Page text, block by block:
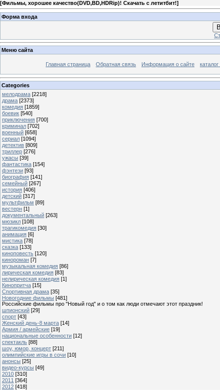
[Фильмы, хорошее качество(DVD,BD,HDRip)! Скачать с летитбит!]
Форма входа
Меню сайта
Главная страница Обратная связь Информация о сайте
Categories
мелодрама [2218]
драма [2373]
комедия [1859]
боевик [540]
приключения [700]
криминал [702]
военный [658]
сериал [1094]
детектив [809]
триллер [276]
ужасы [39]
фантастика [154]
фэнтези [93]
биография [141]
семейный [267]
история [406]
детский [317]
мультфильм [89]
вестерн [1]
документальный [263]
мюзикл [108]
трагикомедия [30]
анимация [6]
мистика [78]
сказка [133]
киноповесть [120]
кинороман [7]
музыкальная комедия [86]
лирическая комедия [83]
нелирическая комедия [1]
Кинопритча [15]
Спортивная драма [35]
Новогодние фильмы [481]
Российские фильмы про "Новый год" и о том как люди отмечают этот праздник!
шпионский [29]
спорт [43]
Женский день-8 марта [14]
Армия / армейские [19]
национальные особенности [12]
спектакль [88]
шоу, юмор, концерт [211]
олимпийские игры в сочи [10]
анонсы [25]
видео-курсы [49]
2010 [310]
2011 [364]
2012 [418]